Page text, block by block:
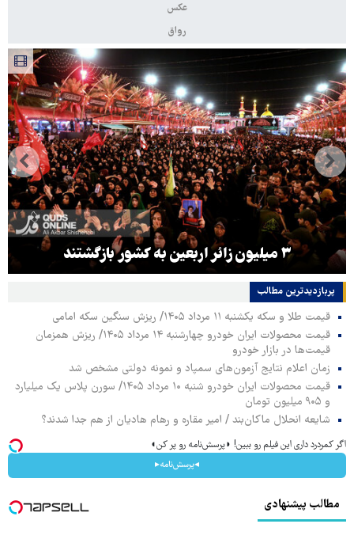
عکس
رواق
۳ میلیون زائر اربعین به کشور بازگشتند
پربازدیدترین‌ مطالب
قیمت طلا و سکه یکشنبه ۱۱ مرداد ۱۴۰۵/ ریزش سنگین سکه امامی
قیمت محصولات ایران خودرو چهارشنبه ۱۴ مرداد ۱۴۰۵/ ریزش همزمان
قیمت‌ها در بازار خودرو
زمان اعلام نتایج آزمون‌های سمپاد و نمونه دولتی مشخص شد
قیمت محصولات ایران خودرو شنبه ۱۰ مرداد ۱۴۰۵/ سورن پلاس یک میلیارد
و ۹۰۵ میلیون تومان
شایعه انحلال ماکان‌بند / امیر مقاره و رهام هادیان از هم جدا شدند؟
اگر کمردرد داری این فیلم رو ببین! ◗پرسش‌نامه رو پر کن◖
◂پرسش‌نامه▸
مطالب پیشنهادی